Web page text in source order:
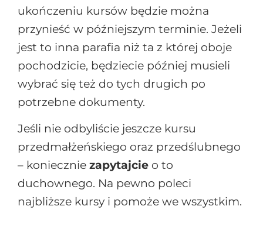
ukończeniu kursów będzie można
przynieść w późniejszym terminie. Jeżeli
jest to inna parafia niż ta z której oboje
pochodzicie, będziecie później musieli
wybrać się też do tych drugich po
potrzebne dokumenty.
Jeśli nie odbyliście jeszcze kursu
przedmałżeńskiego oraz przedślubnego
– koniecznie zapytajcie o to
duchownego. Na pewno poleci
najbliższe kursy i pomoże we wszystkim.